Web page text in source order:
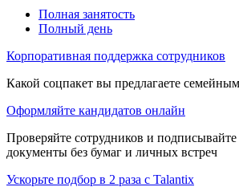
Полная занятость
Полный день
Корпоративная поддержка сотрудников
Какой соцпакет вы предлагаете
Оформляйте кандидатов онлайн
Проверяйте сотрудников и
документы без бумаг и личных встреч
Ускорьте подбор в 2 раза с Talantix